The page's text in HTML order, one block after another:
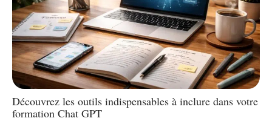
Découvrez les outils indispensables à inclure dans votre
formation Chat GPT